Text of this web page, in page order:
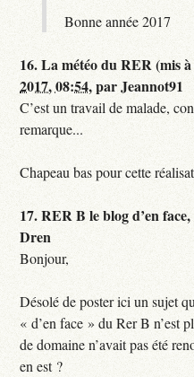
Bonne année 2017
16.La météo du RER (mis
2017, 08:54,parJeannot91
C’est un travail de malade,
remarque...
Chapeau bas pour cette
17.RER B le blog d’en face,
Dren
Bonjour,
Désolé de poster ici un sujet
« d’en face » du Rer B n’est
de domaine n’avait pas été
en est ?